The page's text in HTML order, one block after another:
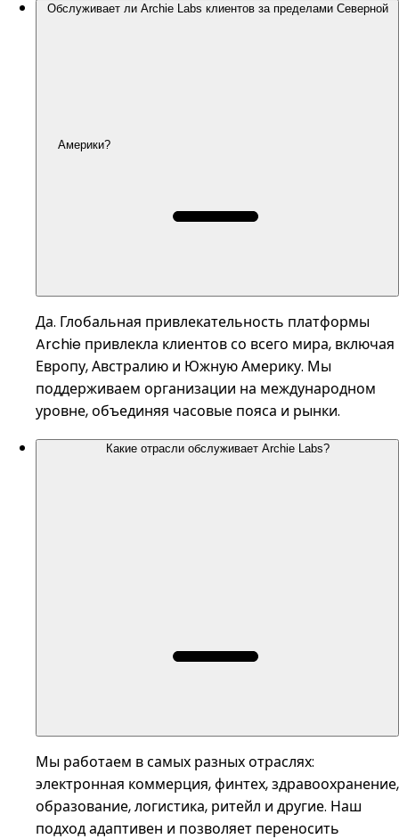
Обслуживает ли Archie Labs клиентов за пределами Северной
Америки?
Да. Глобальная привлекательность платформы
Archie привлекла клиентов со всего мира, включая
Европу, Австралию и Южную Америку. Мы
поддерживаем организации на международном
уровне, объединяя часовые пояса и рынки.
Какие отрасли обслуживает Archie Labs?
Мы работаем в самых разных отраслях:
электронная коммерция, финтех, здравоохранение,
образование, логистика, ритейл и другие. Наш
подход адаптивен и позволяет переносить